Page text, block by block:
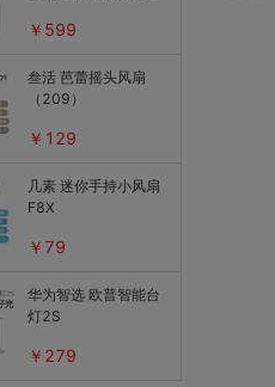
￥599
叁活 芭蕾摇头风扇
（209）
￥129
几素 迷你手持小风扇
F8X
￥79
华为智选 欧普智能台
灯2S
￥279